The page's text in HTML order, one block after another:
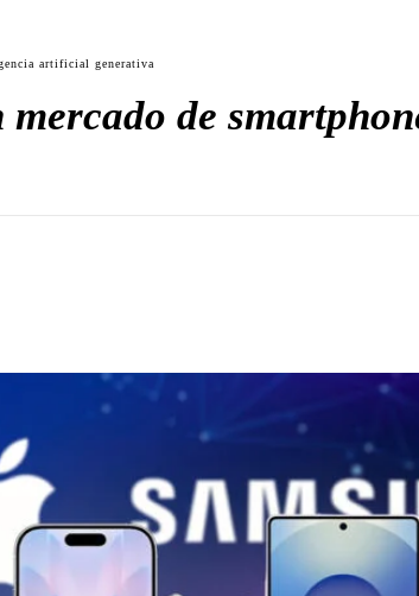
artificial generativa
de